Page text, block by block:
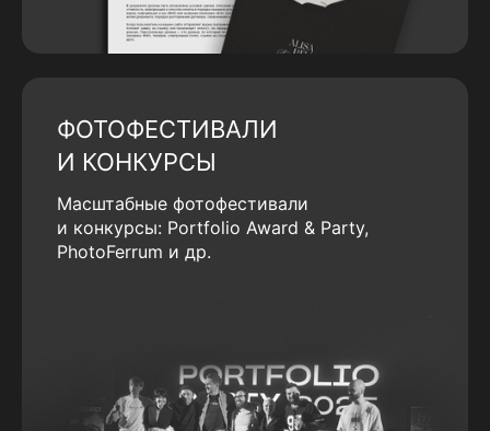
ФОТОФЕСТИВАЛИ
И КОНКУРСЫ
Масштабные фотофестивали
и конкурсы: Portfolio Award & Party,
PhotoFerrum и др.